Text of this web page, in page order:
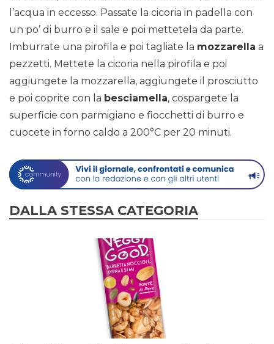
l’acqua in eccesso. Passate la cicoria in padella con
un po’ di burro e il sale e poi mettetela da parte.
Imburrate una pirofila e poi tagliate la mozzarella a
pezzetti. Mettete la cicoria nella pirofila e poi
aggiungete la mozzarella, aggiungete il prosciutto
e poi coprite con la besciamella, cospargete la
superficie con parmigiano e fiocchetti di burro e
cuocete in forno caldo a 200°C per 20 minuti.
DALLA STESSA CATEGORIA